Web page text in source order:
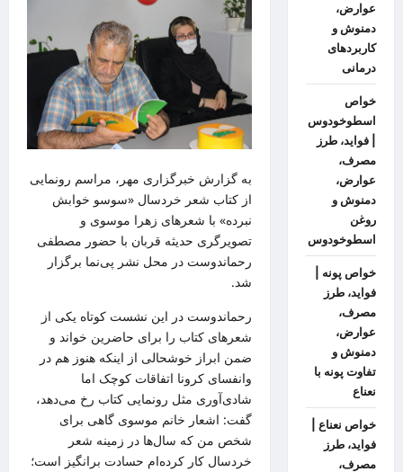
به گزارش خبرگزاری مهر ، مراسم رونمایی
از کتاب شعر خردسال «سوسو خوابش
نبرده» با شعرهای زهرا موسوی و
تصویرگری حدیثه قربان با حضور مصطفی
رحماندوست در محل نشر پی‌نما برگزار
شد.
رحماندوست در این نشست کوتاه یکی از
شعرهای کتاب را برای حاضرین خواند و
ضمن ابراز خوشحالی از اینکه هنوز هم در
وانفسایکرونا اتفاقات کوچک اما
شادی‌آوری مثل رونمایی کتاب رخ می‌دهد،
گفت: اشعار خانم موسوی گاهی برای
شخص من که سال‌ها در زمینه شعر
خردسال کار کرده‌ام حسادت برانگیز است؛
عوارض،
دمنوش و
کاربردهای
درمانی
خواص
اسطوخودوس
| فواید، طرز
مصرف،
عوارض،
دمنوش و
روغن
اسطوخودوس
خواص پونه |
فواید، طرز
مصرف،
عوارض،
دمنوش و
تفاوت پونه با
نعناع
خواص نعناع |
فواید، طرز
مصرف،